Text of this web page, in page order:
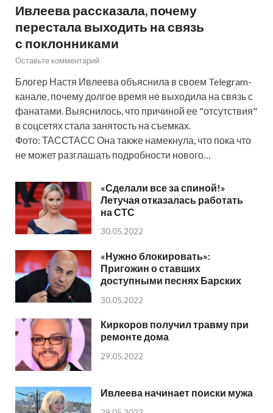
Ивлеева рассказала, почему
перестала выходить на связь
с поклонниками
Оставьте комментарий
Блогер Настя Ивлеева объяснила в своем Telegram-
канале, почему долгое время не выходила на связь с
фанатами. Выяснилось, что причиной ее "отсутствия"
в соцсетях стала занятость на съемках.
Фото: ТАССТАСС Она также намекнула, что пока что
не может разглашать подробности нового…
«Сделали все за спиной!»
Летучая отказалась работать
на СТС
30.05.2022
«Нужно блокировать»:
Пригожин о ставших
доступными песнях Барских
30.05.2022
Киркоров получил травму при
ремонте дома
29.05.2022
Ивлеева начинает поиски мужа